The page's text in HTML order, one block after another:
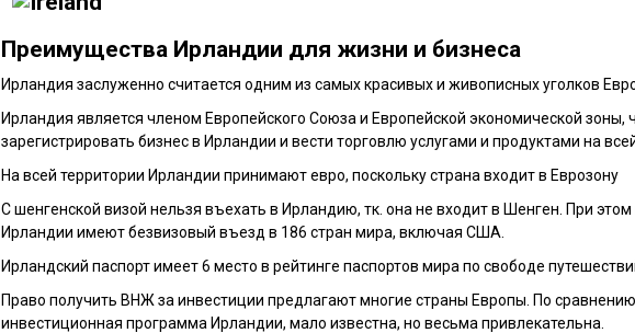
Преимущества Ирландии для жизни и бизнеса
Ирландия заслуженно считается одним из самых красивых и живописных уголков
Ирландия является членом Европейского Союза и Европейской экономической зоны,
зарегистрировать бизнес в Ирландии и вести торговлю услугами и продуктами на
На всей территории Ирландии принимают евро, поскольку страна входит в Еврозону
С шенгенской визой нельзя въехать в Ирландию, тк. она не входит в Шенген. При
Ирландии имеют безвизовый въезд в 186 стран мира, включая США.
Ирландский паспорт имеет 6 место в рейтинге паспортов мира по свободе
Право получить ВНЖ за инвестиции предлагают многие страны Европы. По
инвестиционная программа Ирландии, мало известна, но весьма привлекательна.